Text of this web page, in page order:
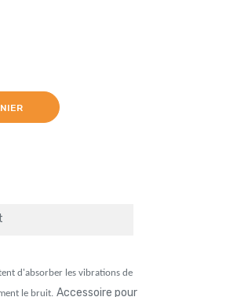
d'absorber les vibrations de
le bruit. Accessoire pour